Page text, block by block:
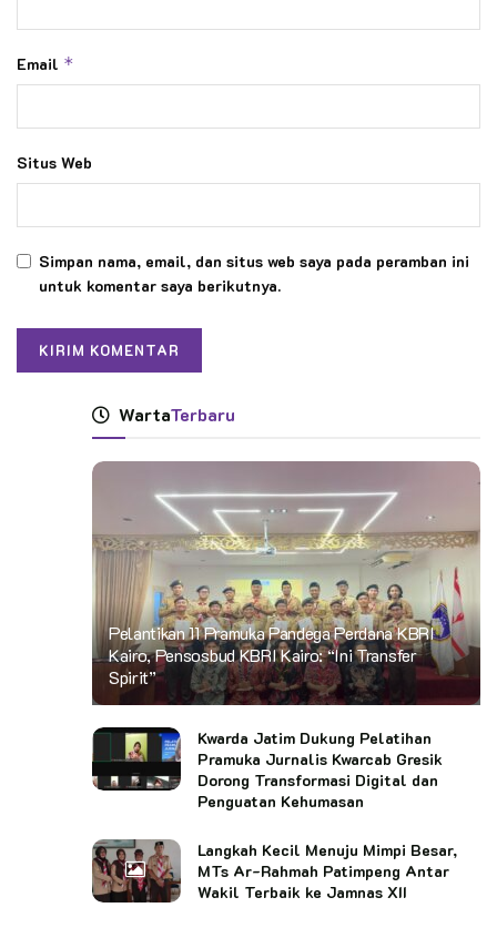
Email *
Situs Web
Simpan nama, email, dan situs web saya pada peramban ini
untuk komentar saya berikutnya.
WartaTerbaru
Pelantikan 11 Pramuka Pandega Perdana KBRI
Kairo, Pensosbud KBRI Kairo: “Ini Transfer
Spirit”
Kwarda Jatim Dukung Pelatihan
Pramuka Jurnalis Kwarcab Gresik
Dorong Transformasi Digital dan
Penguatan Kehumasan
Langkah Kecil Menuju Mimpi Besar,
MTs Ar-Rahmah Patimpeng Antar
Wakil Terbaik ke Jamnas XII